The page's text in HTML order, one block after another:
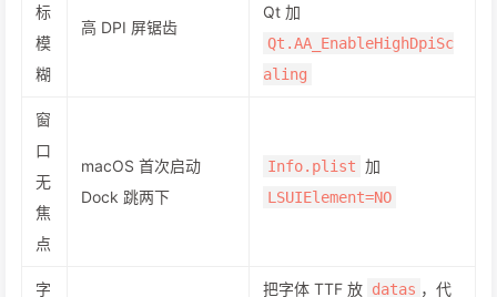
标
模
糊
高 DPI 屏锯齿
Qt 加
Qt.AA_EnableHighDpiSc
aling
窗
口
无
焦
点
macOS 首次启动
Dock 跳两下
Info.plist 加
LSUIElement=NO
字
把字体 TTF 放 datas ，代